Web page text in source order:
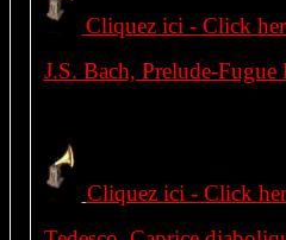
Cliquez ici - Click
J.S. Bach, Prelude-
Cliquez ici - Click